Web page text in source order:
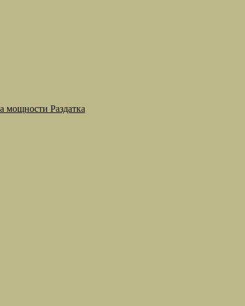
мощности Раздатка